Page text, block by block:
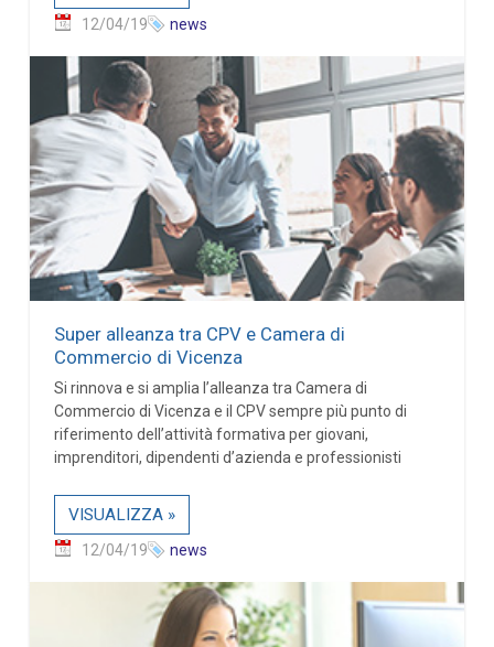
12/04/19 news
Super alleanza tra CPV e Camera di
Commercio di Vicenza
Si rinnova e si amplia l’alleanza tra Camera di
Commercio di Vicenza e il CPV sempre più punto di
riferimento dell’attività formativa per giovani,
imprenditori, dipendenti d’azienda e professionisti
VISUALIZZA »
12/04/19 news